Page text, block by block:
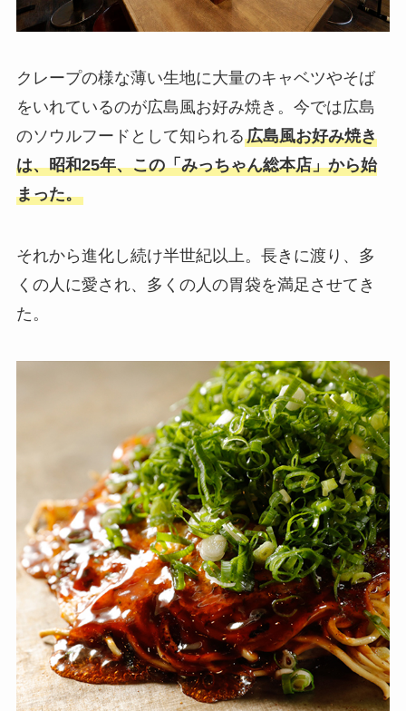
クレープの様な薄い生地に大量のキャベツやそば
をいれているのが広島風お好み焼き。今では広島
のソウルフードとして知られる広島風お好み焼き
は、昭和25年、この「みっちゃん総本店」から始
まった。
それから進化し続け半世紀以上。長きに渡り、多
くの人に愛され、多くの人の胃袋を満足させてき
た。